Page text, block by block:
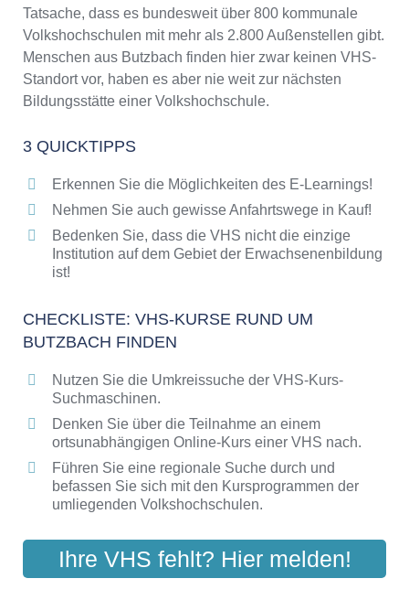
Online-Kurse: Pro und Contra
Online-Kurse als alternative Angebote zu
VHS-Kursen
Die VHS als Inbegriff der Erwachsenenbildung
Das bundesweite Netzwerk der
Abendschulen rund um Butzbach
Bildungsangebote der VHS
Tatsache, dass es bundesweit über 800 kommunale
Volkshochschulen mit mehr als 2.800 Außenstellen gibt.
Menschen aus Butzbach finden hier zwar keinen VHS-
Standort vor, haben es aber nie weit zur nächsten
Bildungsstätte einer Volkshochschule.
3 QUICKTIPPS
Erkennen Sie die Möglichkeiten des E-Learnings!
Nehmen Sie auch gewisse Anfahrtswege in Kauf!
Bedenken Sie, dass die VHS nicht die einzige
Institution auf dem Gebiet der Erwachsenenbildung
ist!
CHECKLISTE: VHS-KURSE RUND UM
BUTZBACH FINDEN
Nutzen Sie die Umkreissuche der VHS-Kurs-
Suchmaschinen.
Denken Sie über die Teilnahme an einem
ortsunabhängigen Online-Kurs einer VHS nach.
Führen Sie eine regionale Suche durch und
befassen Sie sich mit den Kursprogrammen der
umliegenden Volkshochschulen.
Ihre VHS fehlt? Hier melden!